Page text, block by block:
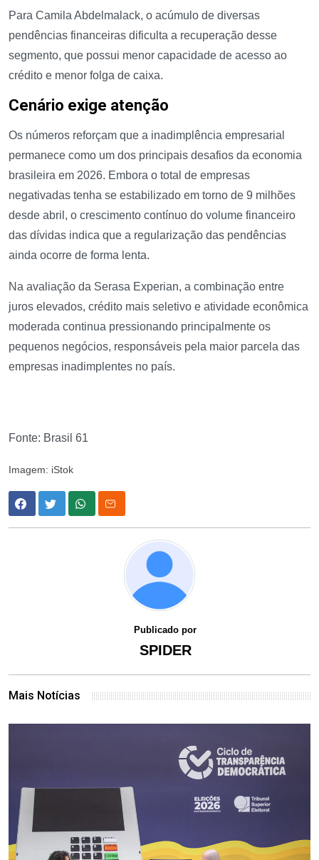
Para Camila Abdelmalack, o acúmulo de diversas
pendências financeiras dificulta a recuperação desse
segmento, que possui menor capacidade de acesso ao
crédito e menor folga de caixa.
Cenário exige atenção
Os números reforçam que a inadimplência empresarial
permanece como um dos principais desafios da economia
brasileira em 2026. Embora o total de empresas
negativadas tenha se estabilizado em torno de 9 milhões
desde abril, o crescimento contínuo do volume financeiro
das dívidas indica que a regularização das pendências
ainda ocorre de forma lenta.
Na avaliação da Serasa Experian, a combinação entre
juros elevados, crédito mais seletivo e atividade econômica
moderada continua pressionando principalmente os
pequenos negócios, responsáveis pela maior parcela das
empresas inadimplentes no país.
Fonte: Brasil 61
Imagem: iStok
Publicado por
SPIDER
Mais Notícias